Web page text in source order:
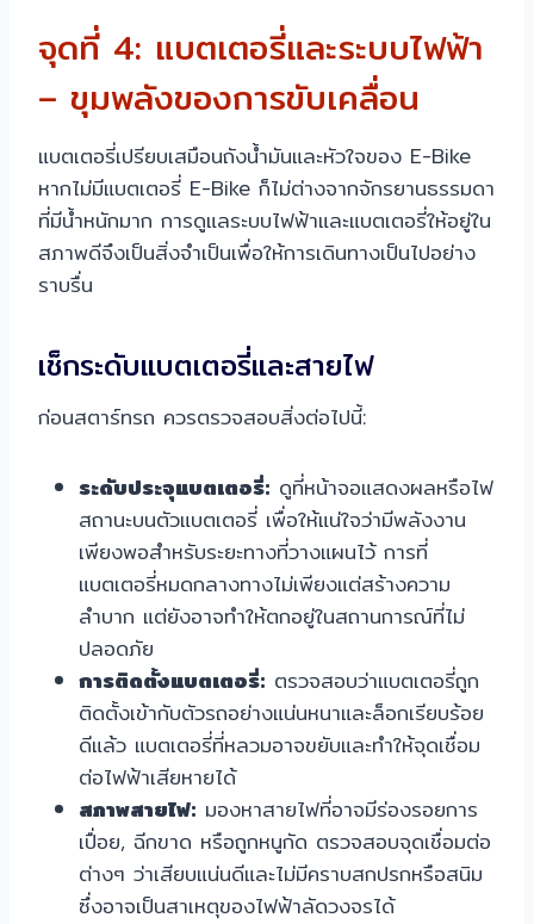
จุดที่ 4: แบตเตอรี่และระบบไฟฟ้า
– ขุมพลังของการขับเคลื่อน
แบตเตอรี่เปรียบเสมือนถังน้ำมันและหัวใจของ E-Bike
หากไม่มีแบตเตอรี่ E-Bike ก็ไม่ต่างจากจักรยานธรรมดา
ที่มีน้ำหนักมาก การดูแลระบบไฟฟ้าและแบตเตอรี่ให้อยู่ใน
สภาพดีจึงเป็นสิ่งจำเป็นเพื่อให้การเดินทางเป็นไปอย่าง
ราบรื่น
เช็กระดับแบตเตอรี่และสายไฟ
ก่อนสตาร์ทรถ ควรตรวจสอบสิ่งต่อไปนี้:
ระดับประจุแบตเตอรี่: ดูที่หน้าจอแสดงผลหรือไฟ
สถานะบนตัวแบตเตอรี่ เพื่อให้แน่ใจว่ามีพลังงาน
เพียงพอสำหรับระยะทางที่วางแผนไว้ การที่
แบตเตอรี่หมดกลางทางไม่เพียงแต่สร้างความ
ลำบาก แต่ยังอาจทำให้ตกอยู่ในสถานการณ์ที่ไม่
ปลอดภัย
การติดตั้งแบตเตอรี่: ตรวจสอบว่าแบตเตอรี่ถูก
ติดตั้งเข้ากับตัวรถอย่างแน่นหนาและล็อกเรียบร้อย
ดีแล้ว แบตเตอรี่ที่หลวมอาจขยับและทำให้จุดเชื่อม
ต่อไฟฟ้าเสียหายได้
สภาพสายไฟ: มองหาสายไฟที่อาจมีร่องรอยการ
เปื่อย, ฉีกขาด หรือถูกหนูกัด ตรวจสอบจุดเชื่อมต่อ
ต่างๆ ว่าเสียบแน่นดีและไม่มีคราบสกปรกหรือสนิม
ซึ่งอาจเป็นสาเหตุของไฟฟ้าลัดวงจรได้